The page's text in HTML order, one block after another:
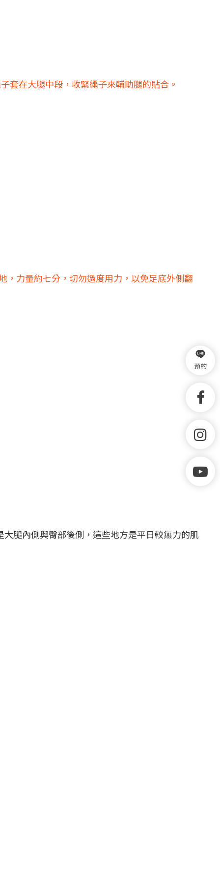
在大腿中段，收緊繩子來輔助腿的貼合。
力量約七分，切勿過度用力，以免足底外側翻
腿內側與臀部後側，這些地方是平日較無力的肌
預約